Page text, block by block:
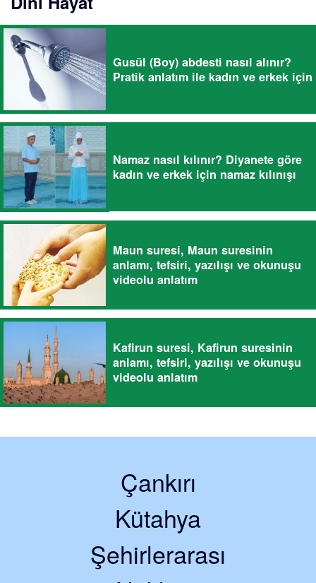
Gusül (Boy) abdesti nasıl alınır?
Pratik anlatım ile kadın ve erkek için
Namaz nasıl kılınır? Diyanete göre
kadın ve erkek için namaz kılınışı
Maun suresi, Maun suresinin
anlamı, tefsiri, yazılışı ve okunuşu
videolu anlatım
Kafirun suresi, Kafirun suresinin
anlamı, tefsiri, yazılışı ve okunuşu
videolu anlatım
Çankırı
Kütahya
Şehirlerarası